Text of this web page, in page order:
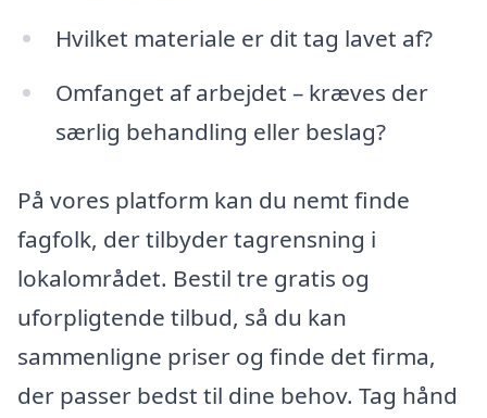
Hvilket materiale er dit tag lavet af?
Omfanget af arbejdet – kræves der
særlig behandling eller beslag?
På vores platform kan du nemt finde
fagfolk, der tilbyder tagrensning i
lokalområdet. Bestil tre gratis og
uforpligtende tilbud, så du kan
sammenligne priser og finde det firma,
der passer bedst til dine behov. Tag hånd